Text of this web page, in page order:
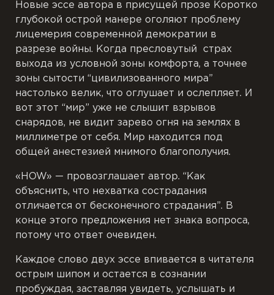
Новые эссе автора в присущей прозе Коротко
глубокой острой манере оголяют проблему
лицемерия современной демократии в
разрезе войны. Когда пресловутый страх
выхода из условной зоны комфорта, а точнее
зоны сытости “цивилизованного мира”
настолько велик, что оглушает и ослепляет. И
вот этот “мир” уже не слышит взрывов
снарядов, не видит зарево огня на землях в
миллиметре от себя. Мир находится под
общей анестезией мнимого благополучия.
«HOW» — провозглашает автор. “ Как
объяснить, что нехватка сострадания
отличается от бесконечного страдания”. В
конце этого предложения нет знака вопроса,
потому что ответ очевиден.
Каждое слово двух эссе впивается в читателя
острым шипом и остается в сознании
пробуждая, заставляя увидеть, услышать и